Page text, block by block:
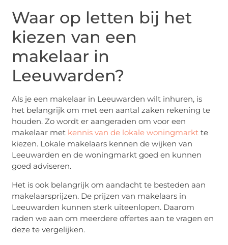
Waar op letten bij het
kiezen van een
makelaar in
Leeuwarden?
Als je een makelaar in Leeuwarden wilt inhuren, is
het belangrijk om met een aantal zaken rekening te
houden. Zo wordt er aangeraden om voor een
makelaar met kennis van de lokale woningmarkt te
kiezen. Lokale makelaars kennen de wijken van
Leeuwarden en de woningmarkt goed en kunnen
goed adviseren.
Het is ook belangrijk om aandacht te besteden aan
makelaarsprijzen. De prijzen van makelaars in
Leeuwarden kunnen sterk uiteenlopen. Daarom
raden we aan om meerdere offertes aan te vragen en
deze te vergelijken.